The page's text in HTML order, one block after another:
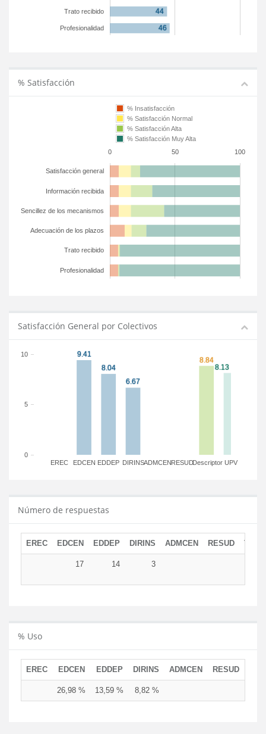
Trato recibido
Profesionalidad
% Satisfacción
0 50 100
Satisfacción general
Información recibida
Sencillez de los mecanismos
Adecuación de los plazos
Trato recibido
Profesionalidad
% Insatisfacción
% Satisfacción Normal
% Satisfacción Alta
% Satisfacción Muy Alta
Satisfacción General por Colectivos
EREC EDCEN EDDEP DIRINSADMCENRESUDDescriptor UPV
0
5
10
Número de respuestas
EREC EDCEN EDDEP DIRINS ADMCEN RESUD
17 14 3
% Uso
EREC EDCEN EDDEP DIRINS ADMCEN RESUD
26,98 % 13,59 % 8,82 %